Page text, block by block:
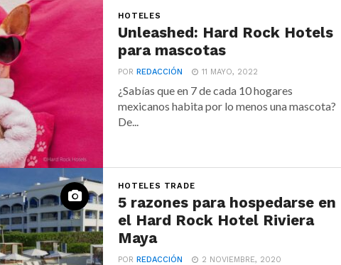
HOTELES
Unleashed: Hard Rock Hotels
para mascotas
PORREDACCIÓN 11 MAYO, 2022
¿Sabías que en 7 de cada 10 hogares
mexicanos habita por lo menos una mascota?
De...
HOTELES TRADE
5 razones para hospedarse en
el Hard Rock Hotel Riviera
Maya
PORREDACCIÓN 2 NOVIEMBRE, 2020